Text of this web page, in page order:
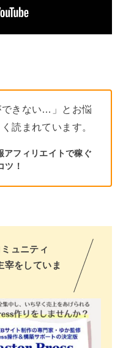
できない…」とお悩
読まれています。
アフィリエイトで稼ぐ
ツ！
ュニティ
宰をしていま